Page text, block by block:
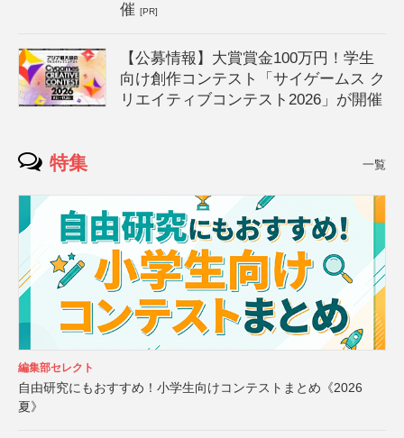
催[PR]
【公募情報】大賞賞金100万円！学生
向け創作コンテスト「サイゲームス ク
リエイティブコンテスト2026」が開催
特集 一覧
編集部セレクト
自由研究にもおすすめ！小学生向けコンテストまとめ《2026
夏》